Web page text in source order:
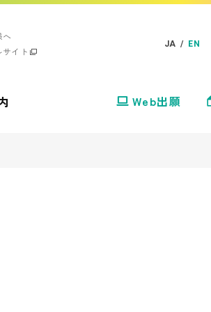
イト
JA / EN
Web出願